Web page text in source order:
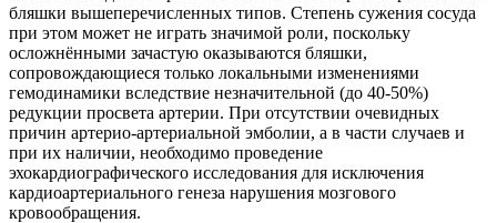
бляшки вышеперечисленных типов. Степень сужения сосуда
при этом может не играть значимой роли, поскольку
осложнёнными зачастую оказываются бляшки,
сопровождающиеся только локальными изменениями
гемодинамики вследствие незначительной (до 40-50%)
редукции просвета артерии. При отсутствии очевидных
причин артерио-артериальной эмболии, а в части случаев и
при их наличии, необходимо проведение
эхокардиографического исследования для исключения
кардиоартериального генеза нарушения мозгового
кровообращения.